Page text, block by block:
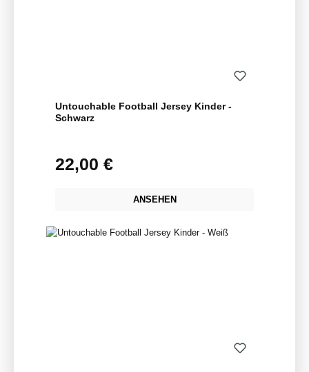
Untouchable Football Jersey Kinder -
Schwarz
Regulärer Preis:
22,00 €
ANSEHEN